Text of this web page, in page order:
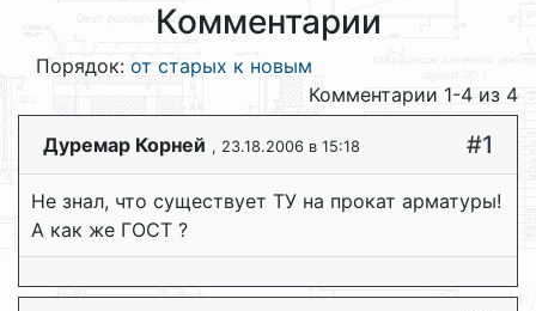
Комментарии
Порядок: от старых к новым
Комментарии 1-4 из 4
Дуремар Корней , 23.18.2006 в 15:18 #1
Не знал, что существует ТУ на прокат арматуры!
А как же ГОСТ ?